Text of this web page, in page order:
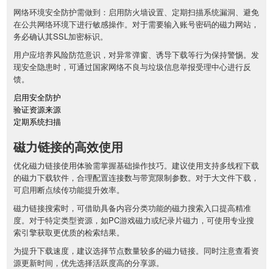
网络环境安全防护需做到：启用防火墙设置、定期扫描系统漏洞、避免
在公共网络环境下进行敏感操作。对于需要输入账号密码的磁力网站，
务必确认其SSL加密标识。
用户应培养风险防范意识，对异常弹窗、诱导下载等行为保持警惕。发
现安全隐患时，可通过国家网络不良与垃圾信息举报受理中心进行反
馈。
启用安全防护
验证资源来源
定期系统扫描
磁力链接的高效使用
优化磁力链接使用体验需掌握基础操作技巧。建议使用支持多线程下载
的磁力下载软件，合理配置连接数与带宽限制参数。对于大文件下载，
可启用断点续传功能提升效率。
磁力链接搜索时，可借助具备内容分类功能的磁力搜索入口提高精准
度。对于特定类型资源，如PC游戏磁力或纪录片磁力，可使用专业搜
索引擎获取更优质的检索结果。
为提升下载速度，建议选择节点数量较多的磁力链接。同时注意查看资
源更新时间，优先选择活跃度高的分享源。